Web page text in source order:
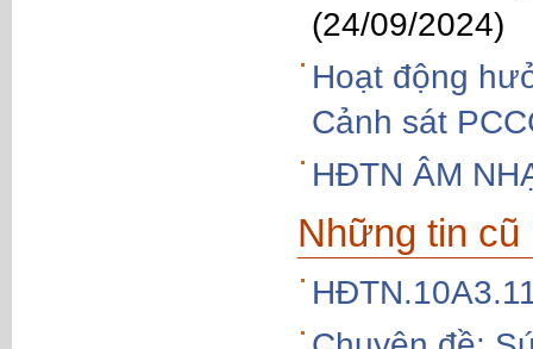
(24/09/2024)
Hoạt động
Cảnh sát
HĐTN ÂM
Những tin cũ